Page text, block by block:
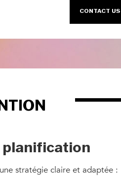
CONTACT US
planification
stratégie claire et adaptée :